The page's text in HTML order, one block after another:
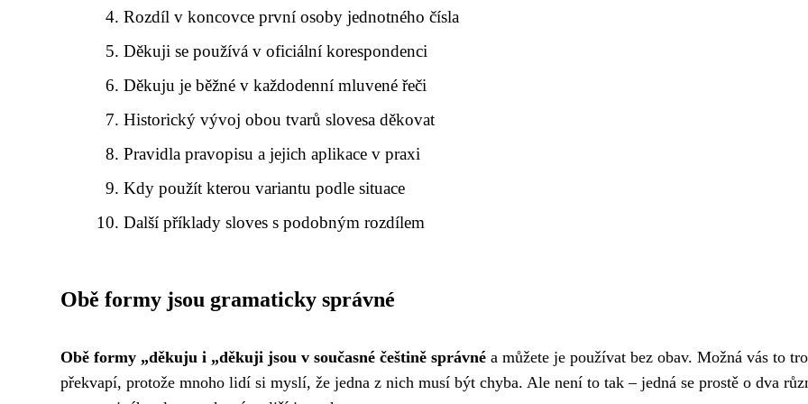
Rozdíl v koncovce první osoby jednotného čísla
Děkuji se používá v oficiální korespondenci
Děkuju je běžné v každodenní mluvené řeči
Historický vývoj obou tvarů slovesa děkovat
Pravidla pravopisu a jejich aplikace v praxi
Kdy použít kterou variantu podle situace
Další příklady sloves s podobným rozdílem
Obě formy jsou gramaticky správné
Obě formy „děkuju i „děkuji jsou v současné češtině správné a můžete je používat bez obav. Možná vás to
překvapí, protože mnoho lidí si myslí, že jedna z nich musí být chyba. Ale není to tak – jedná se prostě o dva